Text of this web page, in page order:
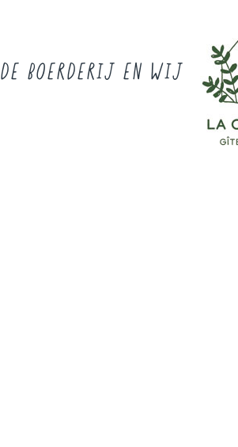
DE BOERDERIJ EN WIJ